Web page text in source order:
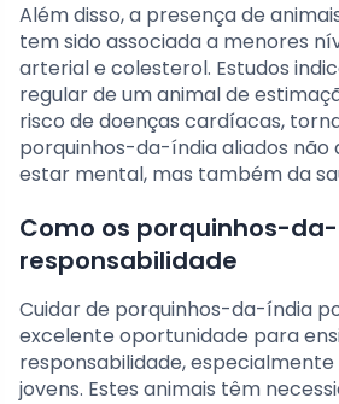
Além disso, a presença de
tem sido associada a menores
arterial e colesterol. Estudos
regular de um animal de
risco de doenças cardíacas,
porquinhos-da-índia aliados não
estar mental, mas também da
Como os porquinhos-
responsabilidade
Cuidar de porquinhos-da-índia
excelente oportunidade para
responsabilidade,
jovens. Estes animais têm